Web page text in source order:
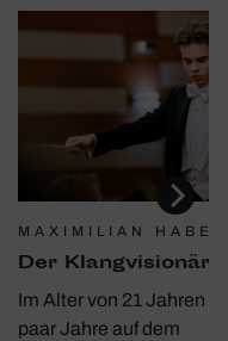
MAXIMILIAN
Der Klang­vi­sionär
Im Alter von 21 Jahren
paar Jahre auf dem